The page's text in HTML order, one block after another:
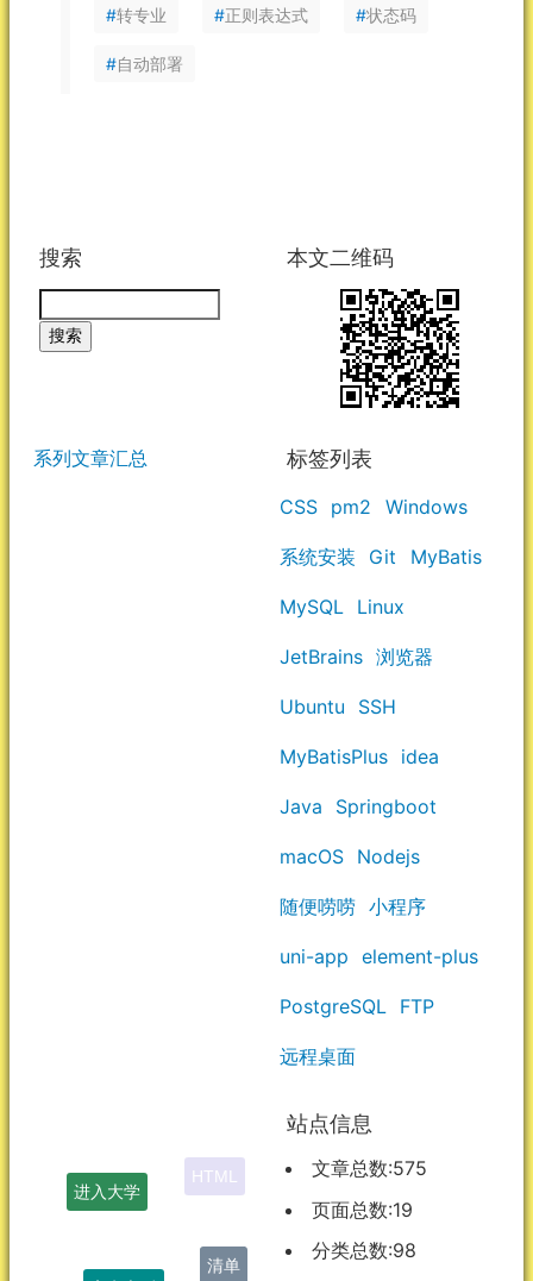
#转专业 #正则表达式 #状态码
#自动部署
搜索 本文二维码
系列文章汇总 标签列表
CSS pm2 Windows
系统安装 Git MyBatis
MySQL Linux
JetBrains 浏览器
Ubuntu SSH
MyBatisPlus idea
Java Springboot
macOS Nodejs
随便唠唠 小程序
uni-app element-plus
PostgreSQL FTP
远程桌面
清单
高考之后
进入大学
站点信息
文章总数:575
页面总数:19
分类总数:98